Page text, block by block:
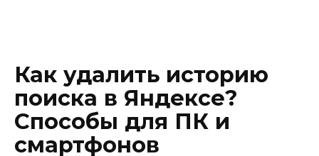
Как удалить историю
поиска в Яндексе?
Способы для ПК и
смартфонов